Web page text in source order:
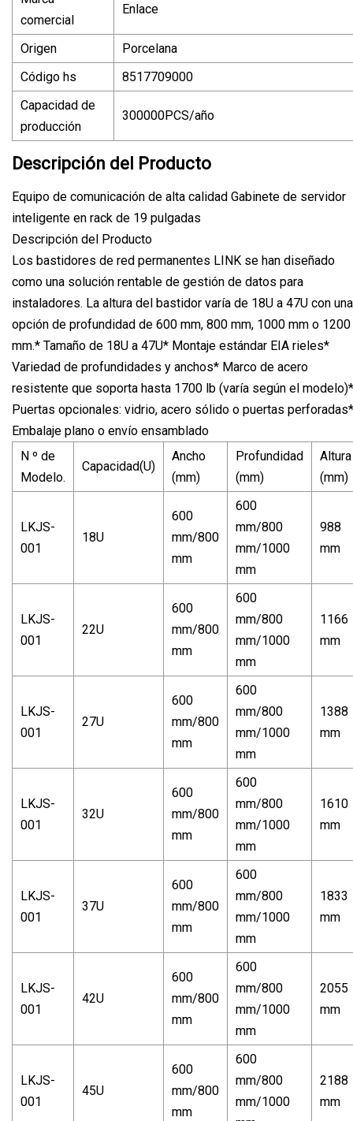
comercial
Enlace
Origen
Porcelana
Código hs
8517709000
Capacidad de
producción
300000PCS/año
Descripción del Producto
Equipo de comunicación de alta calidad Gabinete de servidor
inteligente en rack de 19 pulgadas
Descripción del Producto
Los bastidores de red permanentes LINK se han diseñado
como una solución rentable de gestión de datos para
instaladores. La altura del bastidor varía de 18U a 47U con una
opción de profundidad de 600 mm, 800 mm, 1000 mm o 1200
mm.* Tamaño de 18U a 47U* Montaje estándar EIA rieles*
Variedad de profundidades y anchos* Marco de acero
resistente que soporta hasta 1700 lb (varía según el modelo)*
Puertas opcionales: vidrio, acero sólido o puertas perforadas*
Embalaje plano o envío ensamblado
N º de
Modelo.
Capacidad(U)
Ancho
(mm)
Profundidad
(mm)
Altura
(mm)
LKJS-
001
18U
600
mm/800
mm
600
mm/800
mm/1000
mm
988
mm
LKJS-
001
22U
600
mm/800
mm
600
mm/800
mm/1000
mm
1166
mm
LKJS-
001
27U
600
mm/800
mm
600
mm/800
mm/1000
mm
1388
mm
LKJS-
001
32U
600
mm/800
mm
600
mm/800
mm/1000
mm
1610
mm
LKJS-
001
37U
600
mm/800
mm
600
mm/800
mm/1000
mm
1833
mm
LKJS-
001
42U
600
mm/800
mm
600
mm/800
mm/1000
mm
2055
mm
LKJS-
001
45U
600
mm/800
mm
600
mm/800
mm/1000
2188
mm